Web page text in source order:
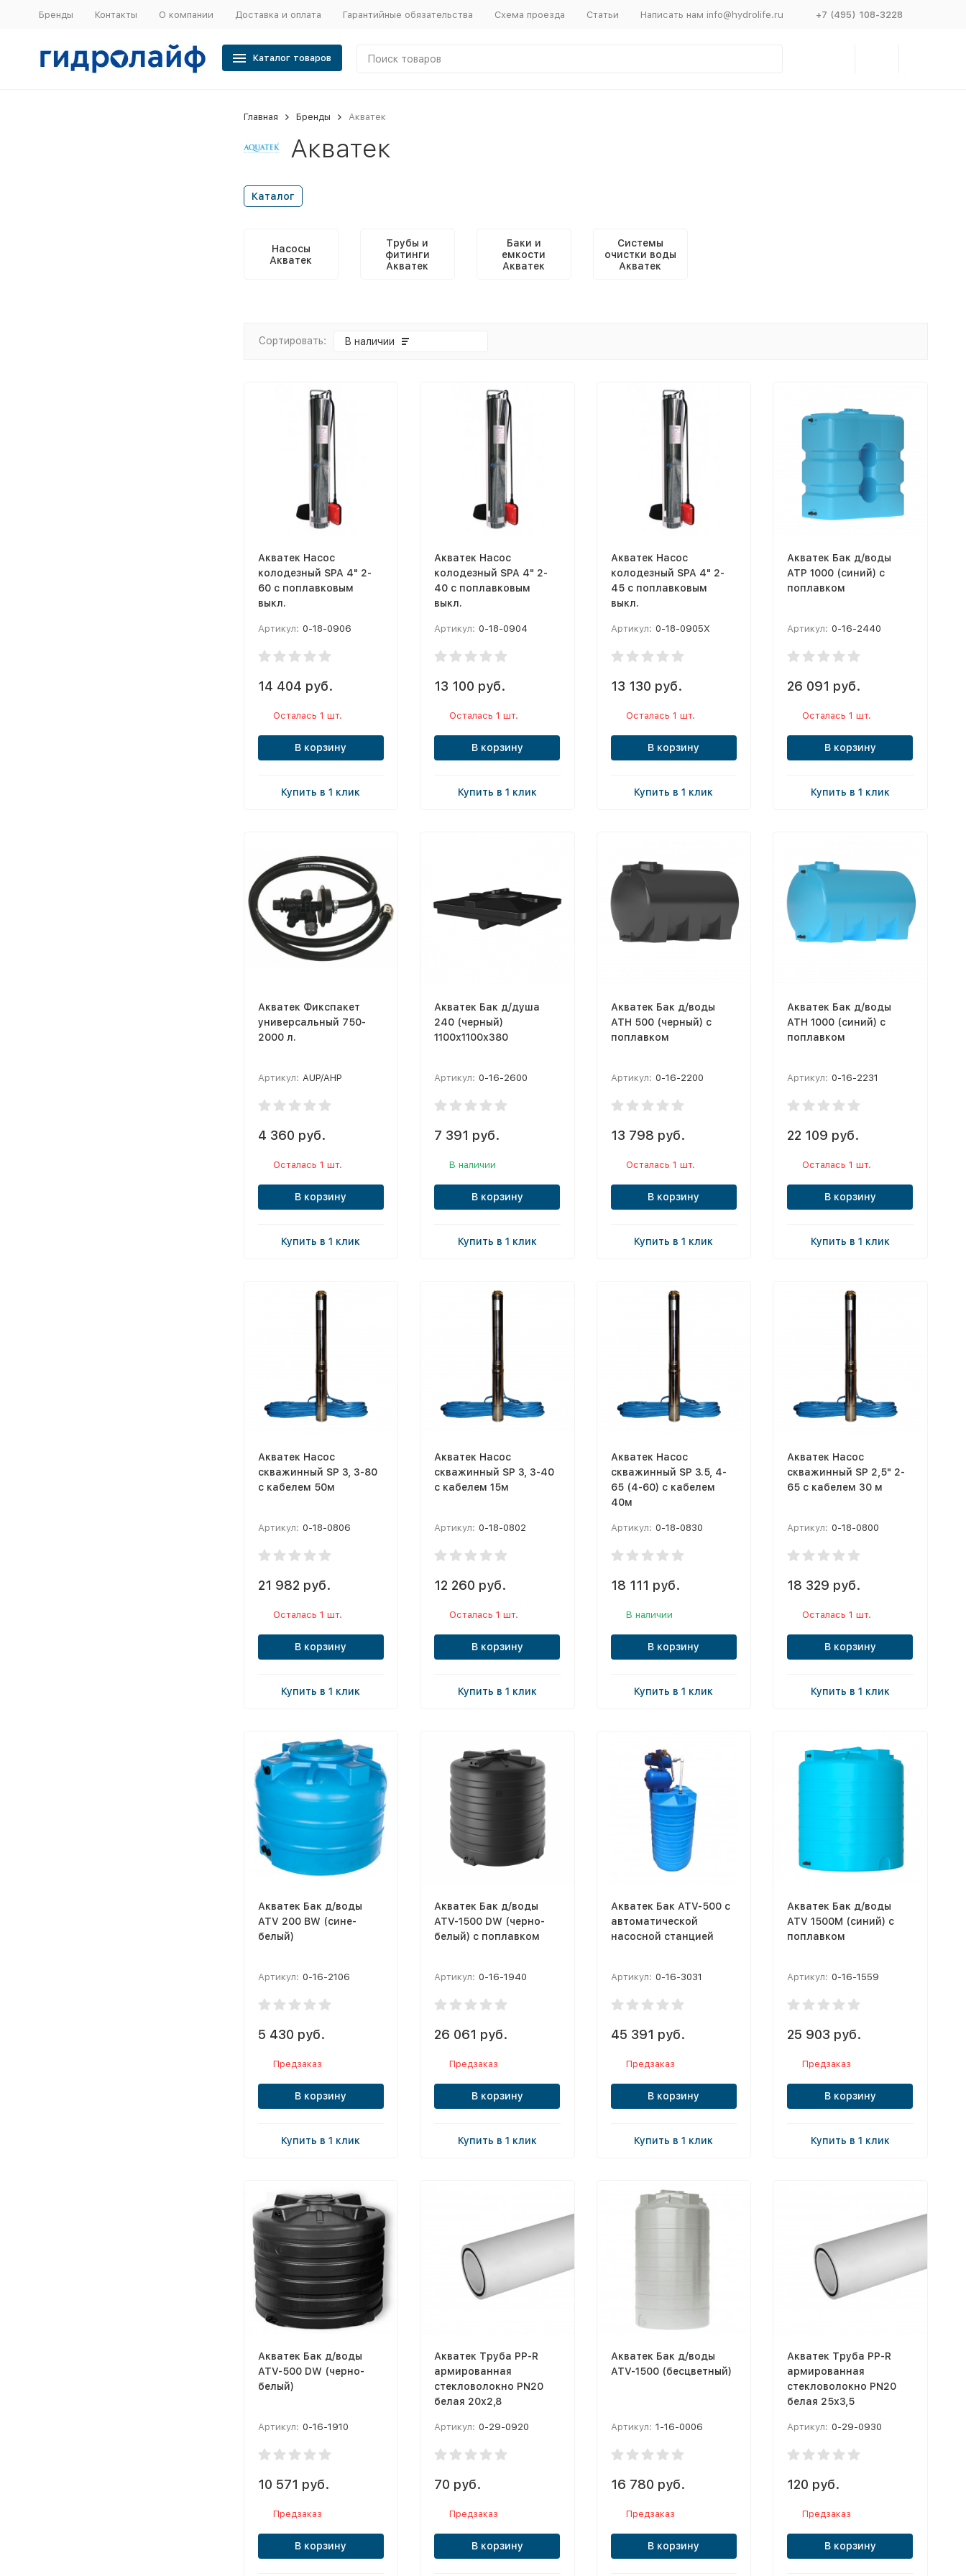
Бренды Контакты О компании Доставка и оплата Гарантийные обязательства Схема проезда Статьи Написать нам info@hydrolife.ru +7 (495) 108-3228
Каталог товаров
Главная Бренды Акватек
Акватек
Каталог
Насосы
Акватек
Трубы и
фитинги
Акватек
Баки и
емкости
Акватек
Системы
очистки воды
Акватек
Сортировать: В наличии
Акватек Насос
колодезный SPA 4" 2-
60 с поплавковым
выкл.
Артикул: 0-18-0906
14 404 руб.
Осталась 1 шт.
В корзину
Купить в 1 клик
Акватек Насос
колодезный SPA 4" 2-
40 с поплавковым
выкл.
Артикул: 0-18-0904
13 100 руб.
Осталась 1 шт.
В корзину
Купить в 1 клик
Акватек Насос
колодезный SPA 4" 2-
45 с поплавковым
выкл.
Артикул: 0-18-0905X
13 130 руб.
Осталась 1 шт.
В корзину
Купить в 1 клик
Акватек Бак д/воды
ATP 1000 (синий) с
поплавком
Артикул: 0-16-2440
26 091 руб.
Осталась 1 шт.
В корзину
Купить в 1 клик
Акватек Фикспакет
универсальный 750-
2000 л.
Артикул: AUP/AHP
4 360 руб.
Осталась 1 шт.
В корзину
Купить в 1 клик
Акватек Бак д/душа
240 (черный)
1100х1100х380
Артикул: 0-16-2600
7 391 руб.
В наличии
В корзину
Купить в 1 клик
Акватек Бак д/воды
ATH 500 (черный) с
поплавком
Артикул: 0-16-2200
13 798 руб.
Осталась 1 шт.
В корзину
Купить в 1 клик
Акватек Бак д/воды
ATH 1000 (синий) с
поплавком
Артикул: 0-16-2231
22 109 руб.
Осталась 1 шт.
В корзину
Купить в 1 клик
Акватек Насос
скважинный SP 3, 3-80
с кабелем 50м
Артикул: 0-18-0806
21 982 руб.
Осталась 1 шт.
В корзину
Купить в 1 клик
Акватек Насос
скважинный SP 3, 3-40
с кабелем 15м
Артикул: 0-18-0802
12 260 руб.
Осталась 1 шт.
В корзину
Купить в 1 клик
Акватек Насос
скважинный SP 3.5, 4-
65 (4-60) с кабелем
40м
Артикул: 0-18-0830
18 111 руб.
В наличии
В корзину
Купить в 1 клик
Акватек Насос
скважинный SP 2,5" 2-
65 с кабелем 30 м
Артикул: 0-18-0800
18 329 руб.
Осталась 1 шт.
В корзину
Купить в 1 клик
Акватек Бак д/воды
ATV 200 BW (сине-
белый)
Артикул: 0-16-2106
5 430 руб.
Предзаказ
В корзину
Купить в 1 клик
Акватек Бак д/воды
ATV-1500 DW (черно-
белый) с поплавком
Артикул: 0-16-1940
26 061 руб.
Предзаказ
В корзину
Купить в 1 клик
Акватек Бак ATV-500 с
автоматической
насосной станцией
Артикул: 0-16-3031
45 391 руб.
Предзаказ
В корзину
Купить в 1 клик
Акватек Бак д/воды
ATV 1500М (синий) с
поплавком
Артикул: 0-16-1559
25 903 руб.
Предзаказ
В корзину
Купить в 1 клик
Акватек Бак д/воды
ATV-500 DW (черно-
белый)
Артикул: 0-16-1910
10 571 руб.
Предзаказ
В корзину
Акватек Труба PP-R
армированная
стекловолокно PN20
белая 20х2,8
Артикул: 0-29-0920
70 руб.
Предзаказ
В корзину
Акватек Бак д/воды
ATV-1500 (бесцветный)
Артикул: 1-16-0006
16 780 руб.
Предзаказ
В корзину
Акватек Труба PP-R
армированная
стекловолокно PN20
белая 25х3,5
Артикул: 0-29-0930
120 руб.
Предзаказ
В корзину